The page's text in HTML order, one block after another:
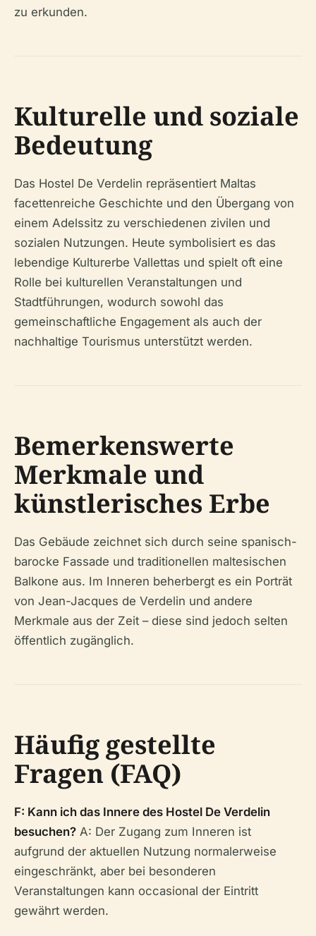
zu erkunden.
Kulturelle und soziale
Bedeutung
Das Hostel De Verdelin repräsentiert Maltas
facettenreiche Geschichte und den Übergang von
einem Adelssitz zu verschiedenen zivilen und
sozialen Nutzungen. Heute symbolisiert es das
lebendige Kulturerbe Vallettas und spielt oft eine
Rolle bei kulturellen Veranstaltungen und
Stadtführungen, wodurch sowohl das
gemeinschaftliche Engagement als auch der
nachhaltige Tourismus unterstützt werden.
Bemerkenswerte
Merkmale und
künstlerisches Erbe
Das Gebäude zeichnet sich durch seine spanisch-
barocke Fassade und traditionellen maltesischen
Balkone aus. Im Inneren beherbergt es ein Porträt
von Jean-Jacques de Verdelin und andere
Merkmale aus der Zeit – diese sind jedoch selten
öffentlich zugänglich.
Häufig gestellte
Fragen (FAQ)
F: Kann ich das Innere des Hostel De Verdelin
besuchen? A: Der Zugang zum Inneren ist
aufgrund der aktuellen Nutzung normalerweise
eingeschränkt, aber bei besonderen
Veranstaltungen kann occasional der Eintritt
gewährt werden.